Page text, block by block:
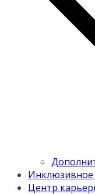
Инклюзивное
Центр